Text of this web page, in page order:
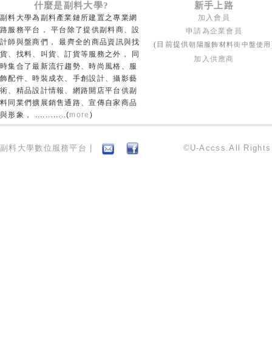
什麼是副料大學? 新手上路
副料大學為副料產業鏈所建置之專業網
路服務平台， 平台除了提供副料商、設
計師與盤商們， 最齊全的商品資訊與找
貨、找料、叫貨、訂貨等服務之外， 同
時集合了最新流行趨勢、時尚風格、服
飾配件、時裝成衣、手創設計、攝影藝
術、精品設計情報、網路開店平台供副
料同業們擴展銷售通路、宣傳自家商品
與形象， ............(more )
加入會員
申請為企業會員
(目前提供朝陽服飾材料街中盤使用
加入供應商
副料大學數位服務平台 | ©U-Accss.All Rights